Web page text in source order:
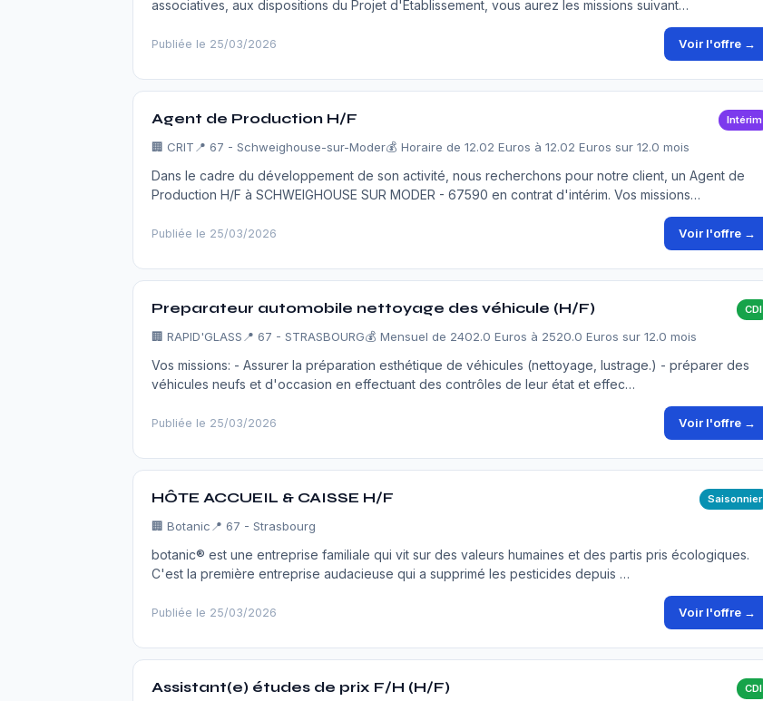
associatives, aux dispositions du Projet d'Etablissement, vous aurez les missions suivant…
Publiée le 25/03/2026 Voir l'offre →
Agent de Production H/F Intérim
🏢 CRIT 📍 67 - Schweighouse-sur-Moder💰 Horaire de 12.02 Euros à 12.02 Euros sur 12.0 mois
Dans le cadre du développement de son activité, nous recherchons pour notre client, un Agent de
Production H/F à SCHWEIGHOUSE SUR MODER - 67590 en contrat d'intérim. Vos missions…
Publiée le 25/03/2026 Voir l'offre →
Preparateur automobile nettoyage des véhicule (H/F) CDI
🏢 RAPID'GLASS 📍 67 - STRASBOURG💰 Mensuel de 2402.0 Euros à 2520.0 Euros sur 12.0 mois
Vos missions: - Assurer la préparation esthétique de véhicules (nettoyage, lustrage.) - préparer des
véhicules neufs et d'occasion en effectuant des contrôles de leur état et effec…
Publiée le 25/03/2026 Voir l'offre →
HÔTE ACCUEIL & CAISSE H/F Saisonnier
🏢 Botanic 📍 67 - Strasbourg
botanic® est une entreprise familiale qui vit sur des valeurs humaines et des partis pris écologiques.
C'est la première entreprise audacieuse qui a supprimé les pesticides depuis …
Publiée le 25/03/2026 Voir l'offre →
Assistant(e) études de prix F/H (H/F) CDI